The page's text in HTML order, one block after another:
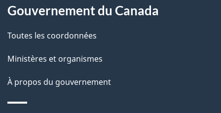
t
a
l
s
propos
ce
site
Gouvernement du Canada
Toutes les coordonnées
Ministères et organismes
À propos du gouvernement